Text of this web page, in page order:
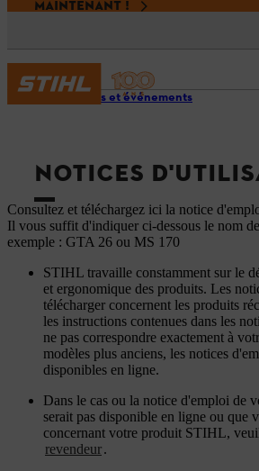
MAINTENANT !
Services et événements
NOTICES
Consultez et téléchargez ici la notice
Il vous suffit d'indiquer ci-dessous le nom
exemple : GTA 26 ou MS 170
STIHL travaille constamment sur le
et ergonomique des produits. Les
télécharger concernent les produits
les instructions contenues dans les
ne pas correspondre exactement à
modèles plus anciens, les notices
disponibles en ligne.
Dans le cas ou la notice d'emploi de
serait pas disponible en ligne ou que
concernant votre produit STIHL,
revendeur.